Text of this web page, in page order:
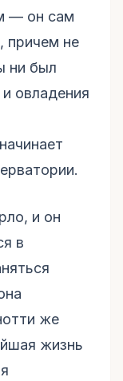
— он сам
причем не
ни был
овладения
и он
в
же
жизнь